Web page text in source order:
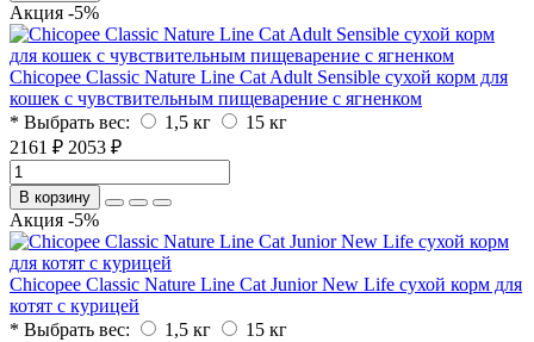
Акция -5%
Chicopee Classic Nature Line Cat Adult Sensible сухой корм для
кошек с чувствительным пищеварение с ягненком
* Выбрать вес:
1,5 кг
15 кг
2161 ₽ 2053 ₽
В корзину
Акция -5%
Chicopee Classic Nature Line Cat Junior New Life сухой корм для
котят с курицей
* Выбрать вес:
1,5 кг
15 кг